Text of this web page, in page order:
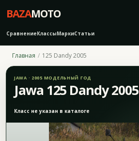
BAZAMOTO
СравнениеКлассыМаркиСтатьи
Главная 125 Dandy 2005
JAWA · 2005 МОДЕЛЬНЫЙ ГОД
Jawa 125 Dandy 2005
Класс не указан в каталоге